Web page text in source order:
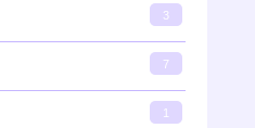
3
7
1